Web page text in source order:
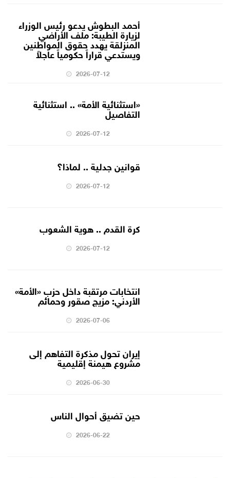
أحمد البطوش يدعو رئيس الوزراء
لزيارة الطيبة: ملف الأراضي
المنزلقة يهدد حقوق المواطنين
ويستدعي قراراً حكومياً عاجلاً
2026-07-12
«استثنائية الأمة» .. استثنائية
التفاصيل
2026-07-12
قوانين جدلية .. لماذا؟
2026-07-12
كرة القدم .. هوية الشعوب
2026-07-12
انتخابات مرتقبة داخل حزب «الأمة»
الأردني: مزيج صقور وحمائم
2026-07-06
إيران تحول مذكرة التفاهم إلى
مشروع هيمنة إقليمية
2026-06-30
حين تضيق أحوال الناس
2026-06-22